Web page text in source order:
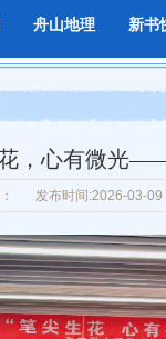
舟山地理 新书
，心有微光
发布时间:2026-03-09